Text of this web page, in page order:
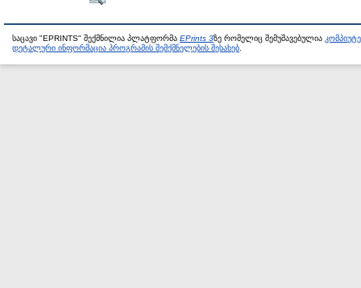
საცავი "EPRINTS" შექმნილია პლატფორმა EPrints 3ზე რომელიც შემუშავებულია
დეტალური ინფორმაცია პროგრამის შემქმნელების შესახებ.